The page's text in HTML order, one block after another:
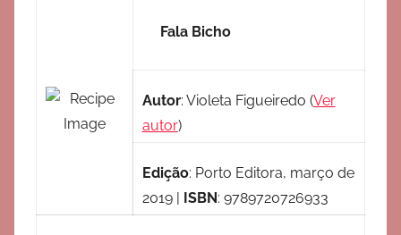
Fala Bicho
Autor: Violeta Figueiredo (Ver
autor)
Edição: Porto Editora, março de
2019 | ISBN: 9789720726933